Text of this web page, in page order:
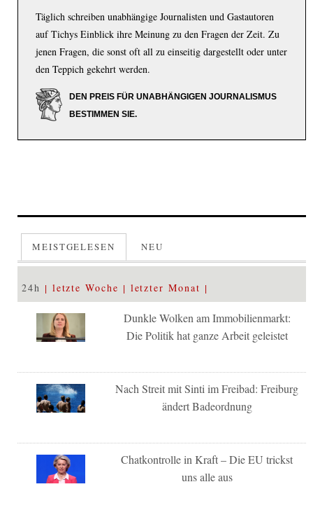
Täglich schreiben unabhängige Journalisten und Gastautoren
auf Tichys Einblick ihre Meinung zu den Fragen der Zeit. Zu
jenen Fragen, die sonst oft all zu einseitig dargestellt oder unter
den Teppich gekehrt werden.
DEN PREIS FÜR UNABHÄNGIGEN JOURNALISMUS
BESTIMMEN SIE.
MEISTGELESEN NEU
24h letzte Woche letzter Monat
Dunkle Wolken am Immobilienmarkt:
Die Politik hat ganze Arbeit geleistet
Nach Streit mit Sinti im Freibad: Freiburg
ändert Badeordnung
Chatkontrolle in Kraft – Die EU trickst
uns alle aus